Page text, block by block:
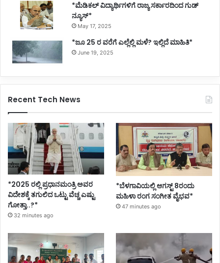
*ಮೆಡಿಕಲ್ ವಿದ್ಯಾರ್ಥಿಗಳಿಗೆ ರಾಜ್ಯ ಸರ್ಕಾರದಿಂದ ಗುಡ್
ನ್ಯೂಸ್*
May 17, 2025
*ಜೂ 25 ರ ವರೆಗೆ ಎಲ್ಲೆಲ್ಲಿ ಮಳೆ? ಇಲ್ಲಿದೆ ಮಾಹಿತಿ*
June 19, 2025
Recent Tech News
*2025 ರಲ್ಲಿ ಪ್ರಧಾನಮಂತ್ರಿ ಅವರ
ವಿದೇಶಕ್ಕೆ ತಗುಲಿದ ಒಟ್ಟು ವೆಚ್ಚ ಎಷ್ಟು
ಗೋತ್ತಾ..?*
32 minutes ago
*ಬೆಳಗಾವಿಯಲ್ಲಿ ಆಗಸ್ಟ್ 8ರಂದು
ಮಹಿಳಾ ರಂಗ ಸಂಗೀತ ವೈಭವ*
47 minutes ago